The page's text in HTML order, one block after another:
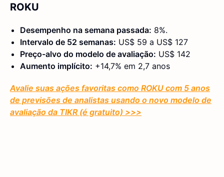
ROKU
Desempenho na semana passada: 8%.
Intervalo de 52 semanas: US$ 59 a US$ 127
Preço-alvo do modelo de avaliação: US$ 142
Aumento implícito: +14,7% em 2,7 anos
Avalie suas ações favoritas como ROKU com 5 anos
de previsões de analistas usando o novo modelo de
avaliação da TIKR (é gratuito) >>>